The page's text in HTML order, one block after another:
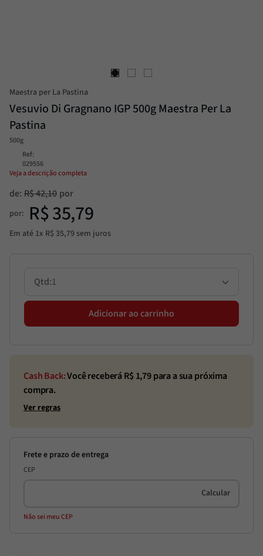
Maestra per La Pastina
Vesuvio Di Gragnano IGP 500g Maestra Per La
Pastina
500g
Ref:
029556
Veja a descrição completa
de: R$42,10
por: R$35,79
Em até 1x R$ 35,79 sem juros
1
Adicionar ao carrinho
Cash Back:Você receberá R$ 1,79para a sua próxima
compra.
Ver regras
CEP
Não sei meu CEP